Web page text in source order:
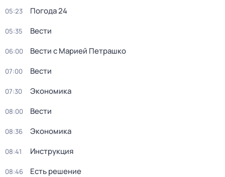
05:23 Погода 24
05:35 Вести
06:00 Вести с Марией Петрашко
07:00 Вести
07:30 Экономика
08:00 Вести
08:36 Экономика
08:41 Инструкция
08:46 Есть решение